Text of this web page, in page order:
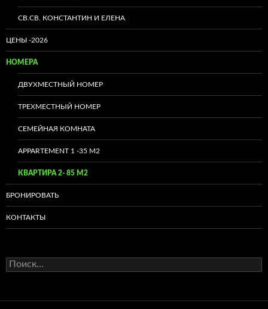
СВ.СВ. КОНСТАНТИН И ЕЛЕНА
ЦЕНЬI -2026
НОМЕРА
ДВУХМЕСТНЫЙ НОМЕР
ТРЕХМЕСТНЫЙ НОМЕР
СЕМЕЙНАЯ КОМНАТА
APPARTEMENT 1 -35 M2
КВАРТИРА 2- 85 М2
БРОНИРОВАТЬ
КОНТАКТЬI
Найти: